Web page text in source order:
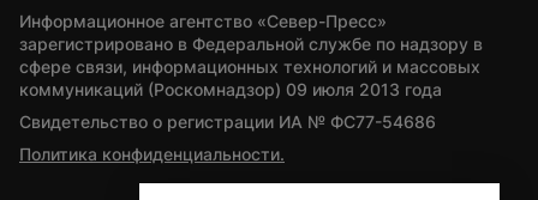
Информационное агентство «Север-Пресс»
зарегистрировано в Федеральной службе по надзору в
сфере связи, информационных технологий и массовых
коммуникаций (Роскомнадзор) 09 июля 2013 года
Свидетельство о регистрации ИА № ФС77-54686
Политика конфиденциальности.